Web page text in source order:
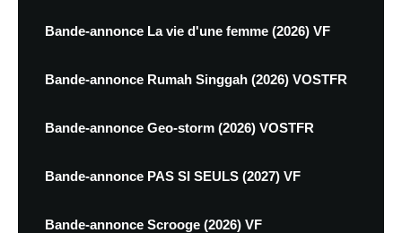
Bande-annonce La vie d'une femme (2026) VF
Bande-annonce Rumah Singgah (2026) VOSTFR
Bande-annonce Geo-storm (2026) VOSTFR
Bande-annonce PAS SI SEULS (2027) VF
Bande-annonce Scrooge (2026) VF